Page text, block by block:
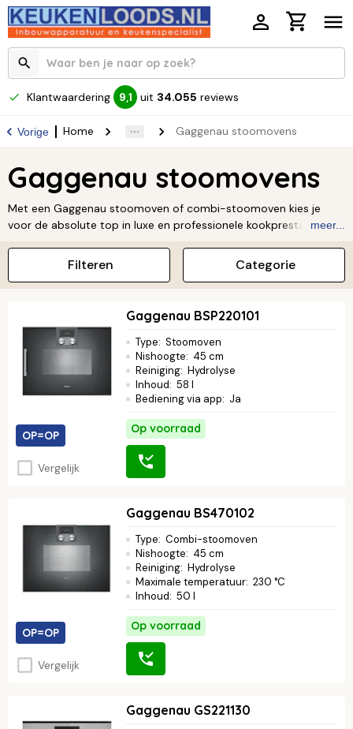
Klantwaardering 9,1 uit 34.055 reviews
Vorige Home Gaggenau stoomovens
Gaggenau stoomovens
Met een Gaggenau stoomoven of combi-stoomoven kies je
voor de absolute top in luxe en professionele kookprestaties,
Deze Gaggenau stoomovens, vervaardigd uit de meest
hoogwaardige materialen, bieden innovatieve technologieën
zoals een volautomatisch reinigingssysteem en een vaste
wateraansluiting voor ultiem gemak. Ervaar de ongeëvenaarde
precisie en het iconische design van Gaggenau en transformeer
je keuken in een culinair meesteratelier.Lees verder ↓
meer...
Categorie
Filteren
OP=OP
Vergelijk
Gaggenau BSP220101
Type: Stoomoven
Nishoogte: 45 cm
Reiniging: Hydrolyse
Inhoud: 58 l
Bediening via app: Ja
Op voorraad
OP=OP
Vergelijk
Gaggenau BS470102
Type: Combi-stoomoven
Nishoogte: 45 cm
Reiniging: Hydrolyse
Maximale temperatuur: 230 °C
Inhoud: 50 l
Op voorraad
Gaggenau GS221130